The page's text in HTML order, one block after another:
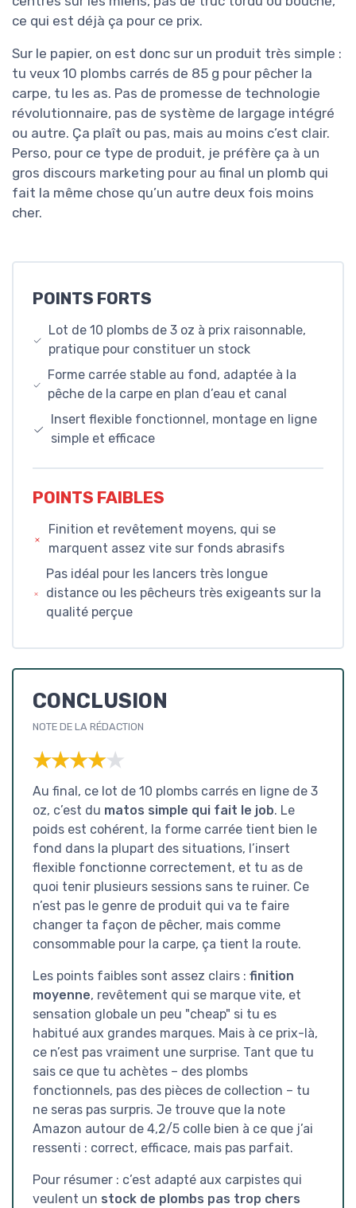
ce qui est déjà ça pour ce prix.
Sur le papier, on est donc sur un produit très simple :
tu veux 10 plombs carrés de 85 g pour pêcher la
carpe, tu les as. Pas de promesse de technologie
révolutionnaire, pas de système de largage intégré
ou autre. Ça plaît ou pas, mais au moins c’est clair.
Perso, pour ce type de produit, je préfère ça à un
gros discours marketing pour au final un plomb qui
fait la même chose qu’un autre deux fois moins
cher.
POINTS FORTS
Lot de 10 plombs de 3 oz à prix raisonnable,
pratique pour constituer un stock
Forme carrée stable au fond, adaptée à la
pêche de la carpe en plan d’eau et canal
Insert flexible fonctionnel, montage en ligne
simple et efficace
POINTS FAIBLES
Finition et revêtement moyens, qui se
marquent assez vite sur fonds abrasifs
Pas idéal pour les lancers très longue
distance ou les pêcheurs très exigeants sur la
qualité perçue
CONCLUSION
NOTE DE LA RÉDACTION
★★★★★
★★★★★
Au final, ce lot de 10 plombs carrés en ligne de 3
oz, c’est du matos simple qui fait le job. Le
poids est cohérent, la forme carrée tient bien le
fond dans la plupart des situations, l’insert
flexible fonctionne correctement, et tu as de
quoi tenir plusieurs sessions sans te ruiner. Ce
n’est pas le genre de produit qui va te faire
changer ta façon de pêcher, mais comme
consommable pour la carpe, ça tient la route.
Les points faibles sont assez clairs : finition
moyenne, revêtement qui se marque vite, et
sensation globale un peu "cheap" si tu es
habitué aux grandes marques. Mais à ce prix-là,
ce n’est pas vraiment une surprise. Tant que tu
sais ce que tu achètes – des plombs
fonctionnels, pas des pièces de collection – tu
ne seras pas surpris. Je trouve que la note
Amazon autour de 4,2/5 colle bien à ce que j’ai
ressenti : correct, efficace, mais pas parfait.
Pour résumer : c’est adapté aux carpistes qui
veulent un stock de plombs pas trop chers